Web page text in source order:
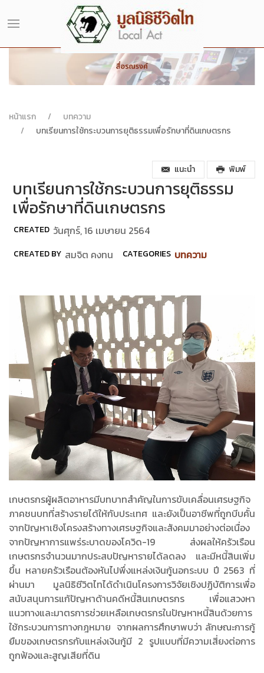
หน้าแรก
บทความ
บทเรียนการใช้กระบวนการยุติธรรมเพื่อรักษาที่ดินเกษตรกร
แนะนำ พิมพ์
บทเรียนการใช้กระบวนการยุติธรรม
เพื่อรักษาที่ดินเกษตรกร
CREATED วันศุกร์, 16 เมษายน 2564
CREATED BY สมจิต คงทน CATEGORIES บทความ
เกษตรกรผู้ผลิตอาหารมีบทบาทสำคัญในการขับเคลื่อนเศรษฐกิจ
ภาคชนบทที่สร้างรายได้ให้กับประเทศ และยังเป็นอาชีพที่ถูกบีบคั้น
จากปัญหาเชิงโครงสร้างทางเศรษฐกิจและสังคมมาอย่างต่อเนื่อง
จากปัญหาการแพร่ระบาดของโควิด-19 ส่งผลให้ครัวเรือน
เกษตรกรจำนวนมากประสบปัญหารายได้ลดลง และมีหนี้สินเพิ่ม
ขึ้น หลายครัวเรือนต้องหันไปพึ่งแหล่งเงินกู้นอกระบบ ปี 2563 ที่
ผ่านมา มูลนิธิชีวิตไทได้ดำเนินโครงการวิจัยเชิงปฏิบัติการเพื่อ
สนับสนุนการแก้ปัญหาด้านคดีหนี้สินเกษตรกร เพื่อแสวงหา
แนวทางและมาตรการช่วยเหลือเกษตรกรในปัญหาหนี้สินด้วยการ
ใช้กระบวนการทางกฎหมาย จากผลการศึกษาพบว่า ลักษณะการกู้
ยืมของเกษตรกรกับแหล่งเงินกู้มี 2 รูปแบบที่มีความเสี่ยงต่อการ
ถูกฟ้องและสูญเสียที่ดิน